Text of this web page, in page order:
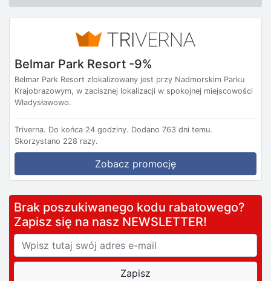
Belmar Park Resort -9%
Belmar Park Resort zlokalizowany jest przy Nadmorskim Parku
Krajobrazowym, w zacisznej lokalizacji w spokojnej miejscowości
Władysławowo.
Triverna. Do końca 24 godziny. Dodano 763 dni temu.
Skorzystano 228 razy.
Zobacz promocję
Brak poszukiwanego kodu rabatowego?
Zapisz się na nasz NEWSLETTER!